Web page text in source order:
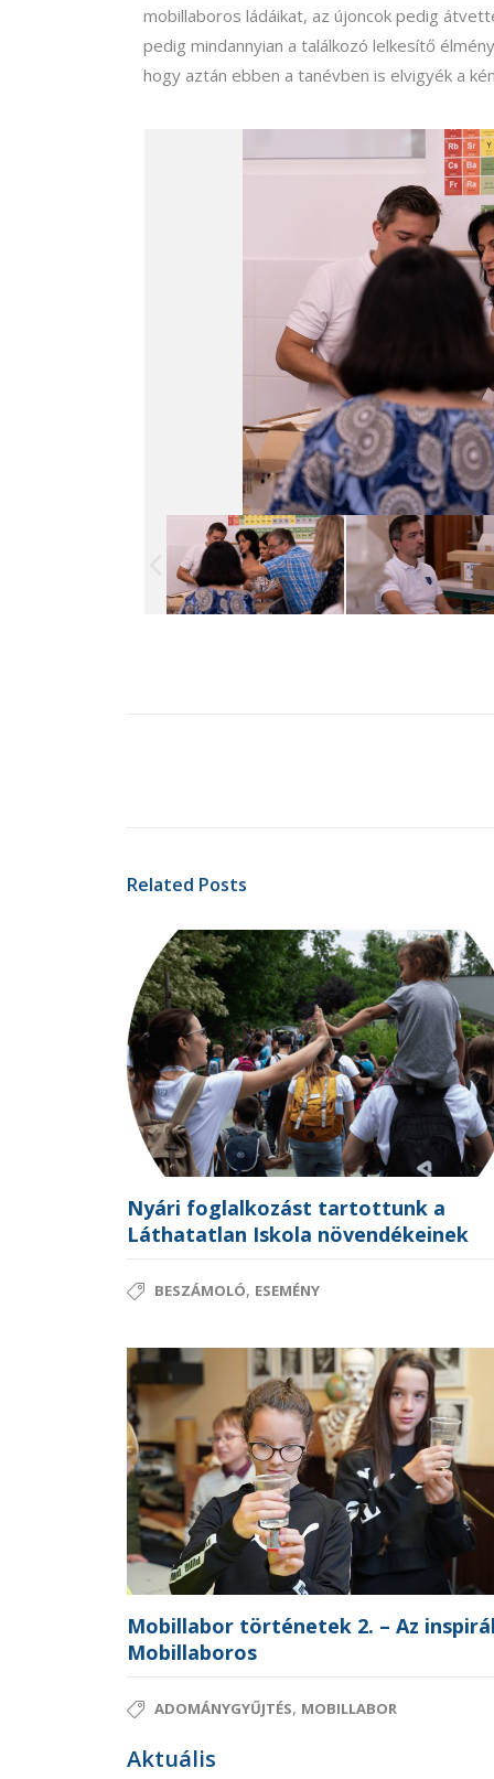
mobillaboros ládáikat, az újoncok pedig
pedig mindannyian a találkozó lelkesítő
hogy aztán ebben a tanévben is elvigyék a
Related Posts
Nyári foglalkozást tartottunk a
Láthatatlan Iskola növendékeinek
BESZÁMOLÓ, ESEMÉNY
Mobillabor történetek 2. – Az
Mobillaboros
ADOMÁNYGYŰJTÉS, MOBILLABOR
Aktuális